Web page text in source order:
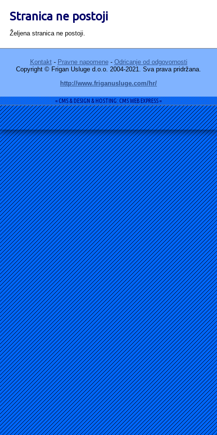
Stranica ne postoji
Željena stranica ne postoji.
Kontakt- Pravne napomene- Odricanje od odgovornosti
Copyright © Frigan Usluge d.o.o. 2004-2021. Sva prava pridržana.
http://www.friganusluge.com/hr/
= CMS & DESIGN & HOSTING: CMS WEB EXPRESS =